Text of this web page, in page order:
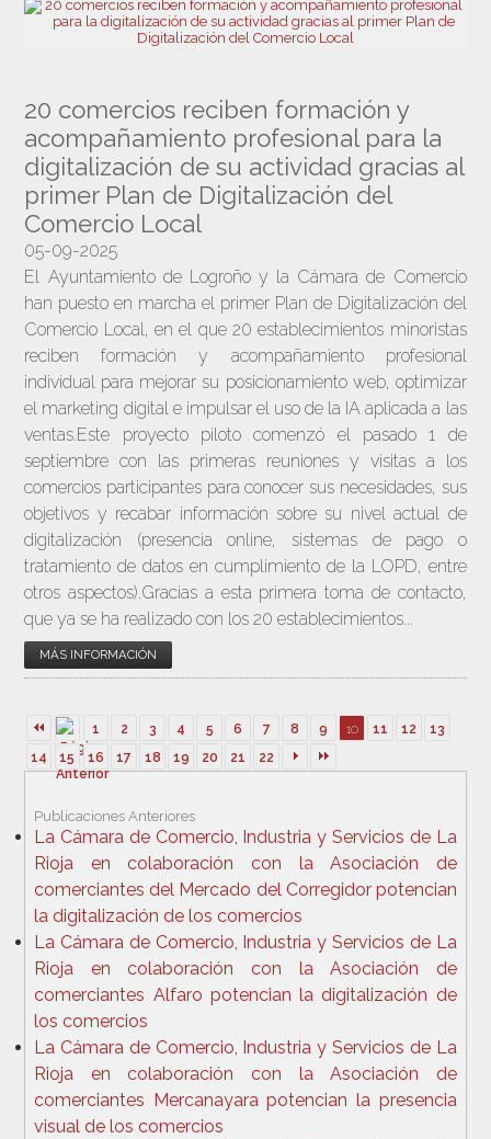
20 comercios reciben formación y
acompañamiento profesional para la
digitalización de su actividad gracias al
primer Plan de Digitalización del
Comercio Local
05-09-2025
El Ayuntamiento de Logroño y la Cámara de Comercio
han puesto en marcha el primer Plan de Digitalización del
Comercio Local, en el que 20 establecimientos minoristas
reciben formación y acompañamiento profesional
individual para mejorar su posicionamiento web, optimizar
el marketing digital e impulsar el uso de la IA aplicada a las
ventas.Este proyecto piloto comenzó el pasado 1 de
septiembre con las primeras reuniones y visitas a los
comercios participantes para conocer sus necesidades, sus
objetivos y recabar información sobre su nivel actual de
digitalización (presencia online, sistemas de pago o
tratamiento de datos en cumplimiento de la LOPD, entre
otros aspectos).Gracias a esta primera toma de contacto,
que ya se ha realizado con los 20 establecimientos...
MÁS INFORMACIÓN
1 2 3 4 5 6 7 8 9 10 11 12
13
14
15 16 17 18 19 20 21 22
Publicaciones Anteriores
La Cámara de Comercio, Industria y Servicios de La
Rioja en colaboración con la Asociación de
comerciantes del Mercado del Corregidor potencian
la digitalización de los comercios
La Cámara de Comercio, Industria y Servicios de La
Rioja en colaboración con la Asociación de
comerciantes Alfaro potencian la digitalización de
los comercios
La Cámara de Comercio, Industria y Servicios de La
Rioja en colaboración con la Asociación de
comerciantes Mercanayara potencian la presencia
visual de los comercios